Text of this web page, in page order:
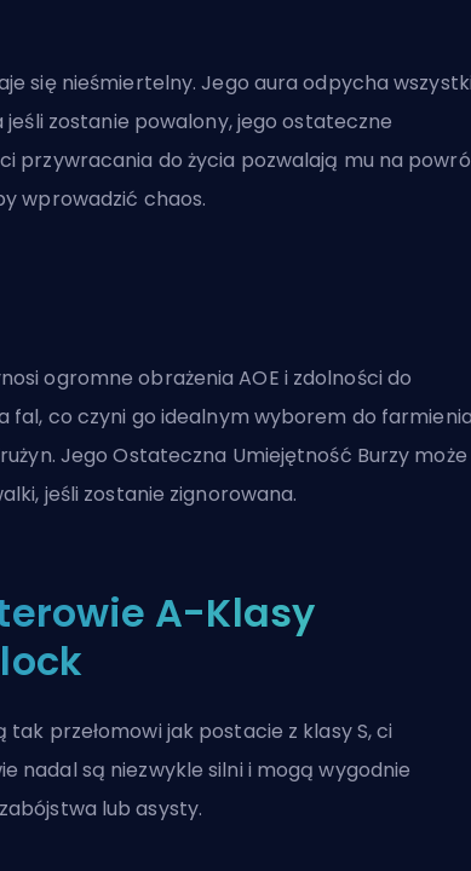
się nieśmiertelny. Jego aura odpycha
jeśli zostanie powalony, jego ostateczne
przywracania do życia pozwalają mu na
wprowadzić chaos.
ogromne obrażenia AOE i zdolności do
fal, co czyni go idealnym wyborem do
Jego Ostateczna Umiejętność Burzy może
jeśli zostanie zignorowana.
A-Klasy
tak przełomowi jak postacie z klasy S, ci
nadal są niezwykle silni i mogą wygodnie
lub asysty.